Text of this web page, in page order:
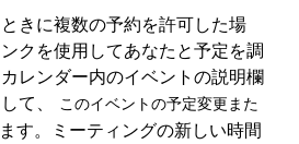
きに複数の予約を許可した場
クを使用してあなたと予定を調
レンダー内のイベントの説明欄
て、
このイベントの予定変更また
す。ミーティングの新しい時間